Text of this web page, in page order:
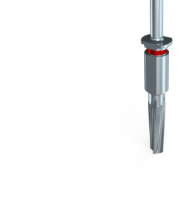
Solutions